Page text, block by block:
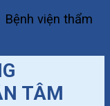
TÂM